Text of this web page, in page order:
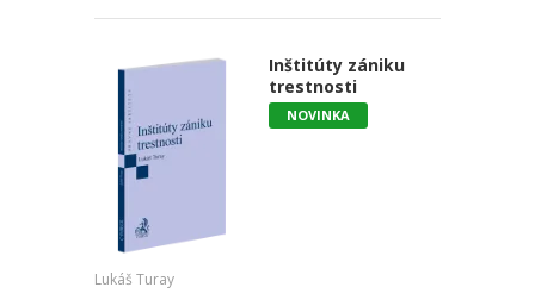
Inštitúty zániku
trestnosti
NOVINKA
Lukáš Turay